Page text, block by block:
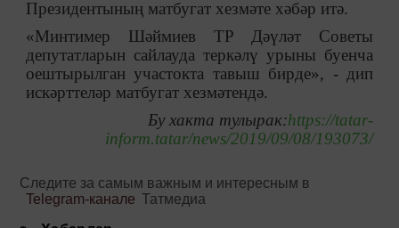
Президентының матбугат хезмәте хәбәр итә.
«Минтимер Шәймиев ТР Дәүләт Советы
депутатларын сайлауда теркәлү урыны буенча
оештырылган участокта тавыш бирде», - дип
искәрттеләр матбугат хезмәтендә.
Бу хакта тулырак:https://tatar-
inform.tatar/news/2019/09/08/193073/
Следите за самым важным и интересным в
Telegram-канале Татмедиа